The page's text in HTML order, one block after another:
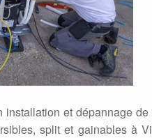
installation et dépannage de
split et gainables à